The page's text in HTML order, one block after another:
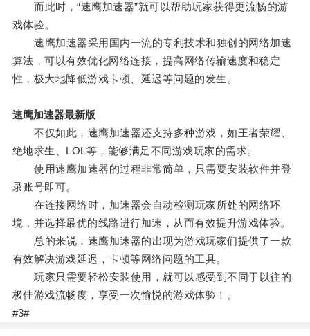
而此时，“速鹰加速器”就可以帮助玩家获得更流畅的游
戏体验。
速鹰加速器采用国内一流的专利技术和独创的网络加速
算法，可以有效优化网络连接，提高网络传输速度和稳定
性，极大地降低游戏卡顿、延迟等问题的发生。
速鹰加速器最新版
不仅如此，速鹰加速器还支持多种游戏，如王者荣耀、
绝地求生、LOL等，能够满足不同游戏玩家的需求。
使用速鹰加速器的过程非常简单，只需要安装软件并登
录账号即可。
在连接网络时，加速器会自动检测玩家所处的网络环
境，并选择最优的线路进行加速，从而有效提升游戏体验。
总的来说，速鹰加速器的出现为游戏玩家们提供了一款
有效解决游戏延迟，卡顿等网络问题的工具。
玩家只需要轻松安装使用，就可以感受到不同于以往的
极佳游戏流畅度，享受一次愉悦的游戏体验！。
#3#